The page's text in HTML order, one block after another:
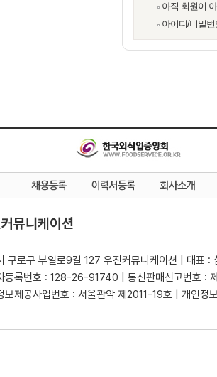
아직 회원이
아이디/비밀
뮤니케이션
구로구 부일로9길 127 우진커뮤니케이션 | 대표 :
등록번호 : 128-26-91740 | 통신판매신고번호 :
보제공사업번호 : 서울관악 제2011-19호 | 개인정